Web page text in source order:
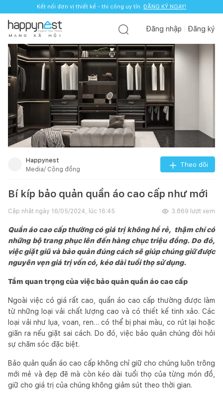
Kết nối đơn vị thiết kế - thi công uy tín. ĐĂNG KÝ NGAY!
M Ạ N G X Ã H Ộ I
Đăng nhập Đăng ký
Happynest
Media/ Cộng đồng
Theo dõi
Bí kíp bảo quản quần áo cao cấp như mới
Cập nhật ngày 16/05/2024, lúc 16:45 3.869 lượt xem
Quần áo cao cấp thường có giá trị không hề rẻ, thậm chí có
những bộ trang phục lên đến hàng chục triệu đồng. Do đó,
việc giặt giũ và bảo quản đúng cách sẽ giúp chúng giữ được
nguyên vẹn giá trị vốn có, kéo dài tuổi thọ sử dụng.
Tầm quan trọng của việc bảo quản quần áo cao cấp
Ngoài việc có giá rất cao, quần áo cao cấp thường được làm
từ những loại vải chất lượng cao và có thiết kế tinh xảo. Các
loại vải như lụa, voan, ren… có thể bị phai màu, co rút lại hoặc
giãn ra nếu giặt sai cách. Do đó, việc bảo quản chúng đòi hỏi
sự chăm sóc đặc biệt.
Bảo quản quần áo cao cấp không chỉ giữ cho chúng luôn trông
mới mẻ và đẹp đẽ mà còn kéo dài tuổi thọ của từng món đồ,
giữ cho giá trị của chúng không giảm sút theo thời gian.